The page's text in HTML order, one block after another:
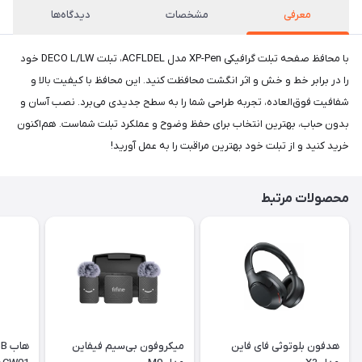
معرفی مشخصات دیدگاه‌ها
با محافظ صفحه تبلت گرافیکی XP-Pen مدل ACFLDEL، تبلت DECO L/LW خود
را در برابر خط و خش و اثر انگشت محافظت کنید. این محافظ با کیفیت بالا و
شفافیت فوق‌العاده، تجربه طراحی شما را به سطح جدیدی می‌برد. نصب آسان و
بدون حباب، بهترین انتخاب برای حفظ وضوح و عملکرد تبلت شماست. هم‌اکنون
خرید کنید و از تبلت خود بهترین مراقبت را به عمل آورید!
محصولات مرتبط
هدفون بلوتوثی فای فاین
میکروفون بی‌سیم فیفاین